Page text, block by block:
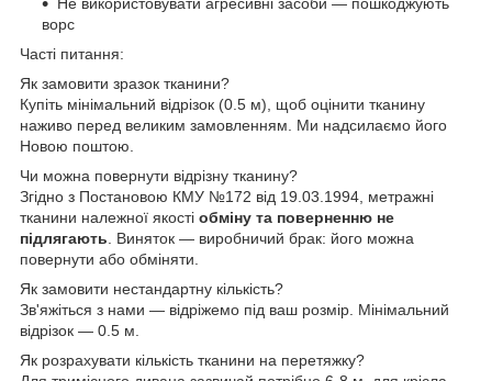
ворс
Часті питання:
Як замовити зразок тканини?
Купіть мінімальний відрізок (0.5 м), щоб оцінити тканину
наживо перед великим замовленням. Ми надсилаємо його
Новою поштою.
Чи можна повернути відрізну тканину?
Згідно з Постановою КМУ №172 від 19.03.1994, метражні
тканини належної якості обміну та поверненню не
підлягають . Виняток — виробничий брак: його можна
повернути або обміняти.
Як замовити нестандартну кількість?
Зв'яжіться з нами — відріжемо під ваш розмір. Мінімальний
відрізок — 0.5 м.
Як розрахувати кількість тканини на перетяжку?